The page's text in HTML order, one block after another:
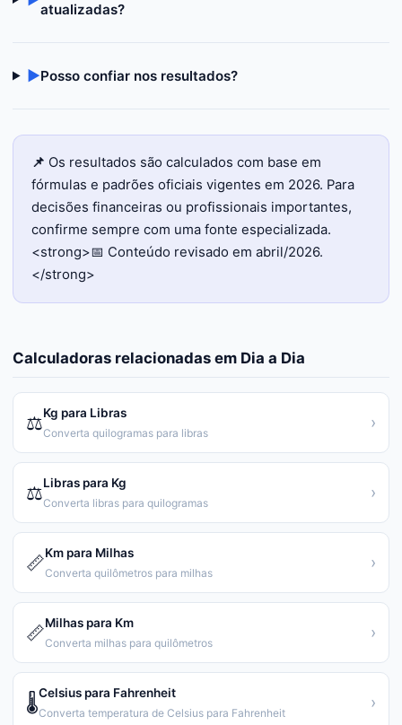
atualizadas?
▶Posso confiar nos resultados?
📌 Os resultados são calculados com base em
fórmulas e padrões oficiais vigentes em 2026. Para
decisões financeiras ou profissionais importantes,
confirme sempre com uma fonte especializada.
<strong>📅 Conteúdo revisado em abril/2026.
</strong>
Calculadoras relacionadas em Dia a Dia
⚖️Kg para Libras
Converta quilogramas para libras
›
⚖️Libras para Kg
Converta libras para quilogramas
›
📏Km para Milhas
Converta quilômetros para milhas
›
📏Milhas para Km
Converta milhas para quilômetros
›
🌡️Celsius para Fahrenheit
Converta temperatura de Celsius para Fahrenheit
›